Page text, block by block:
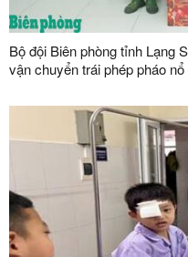
Bộ đội Biên phòng tỉnh Lạng
vận chuyển trái phép pháo